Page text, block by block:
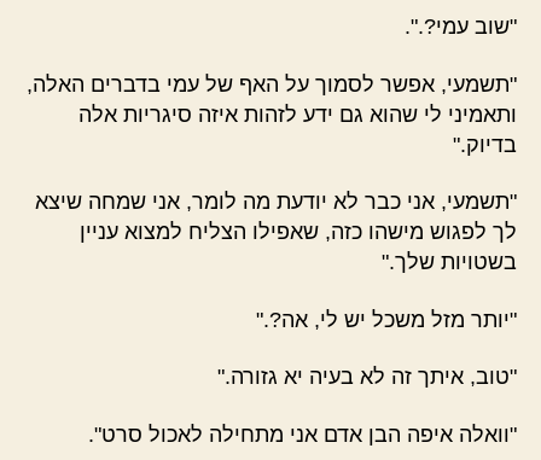
"שוב עמי?.".
"תשמעי, אפשר לסמוך על האף של עמי בדברים האלה,
ותאמיני לי שהוא גם ידע לזהות איזה סיגריות אלה
בדיוק."
"תשמעי, אני כבר לא יודעת מה לומר, אני שמחה שיצא
לך לפגוש מישהו כזה, שאפילו הצליח למצוא עניין
בשטויות שלך."
"יותר מזל משכל יש לי, אה?."
"טוב, איתך זה לא בעיה יא גזורה."
"וואלה איפה הבן אדם אני מתחילה לאכול סרט".